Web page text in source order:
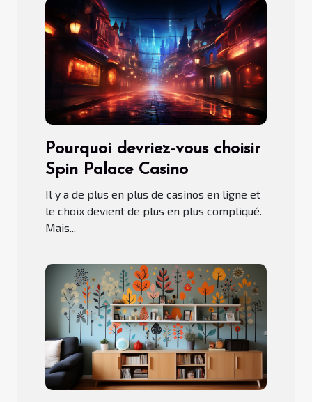
Pourquoi devriez-vous choisir
Spin Palace Casino
Il y a de plus en plus de casinos en ligne et
le choix devient de plus en plus compliqué.
Mais...